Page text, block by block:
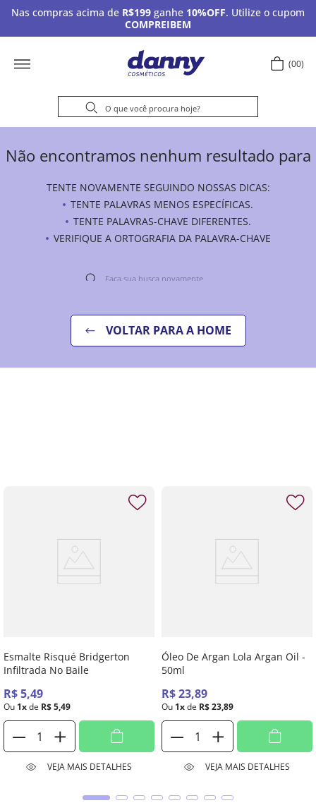
Nas compras acima de R$199 ganhe 10%OFF. Utilize o cupom
COMPREIBEM
00
Não encontramos nenhum resultado para
TENTE NOVAMENTE SEGUINDO NOSSAS DICAS:
TENTE PALAVRAS MENOS ESPECÍFICAS.
TENTE PALAVRAS-CHAVE DIFERENTES.
VERIFIQUE A ORTOGRAFIA DA PALAVRA-CHAVE
VOLTAR PARA A HOME
Esmalte Risqué Bridgerton
Infiltrada No Baile
R$5,49
Ou 1xde R$5,49
VEJA MAIS DETALHES
Óleo De Argan Lola Argan Oil -
50ml
R$23,89
Ou 1xde R$23,89
VEJA MAIS DETALHES